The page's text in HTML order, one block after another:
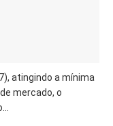
atingindo a mínima
mercado, o